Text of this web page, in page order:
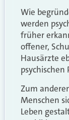
Wie
werden
früher
offener,
Hausärzte
psychischen
Zum
Menschen
Leben